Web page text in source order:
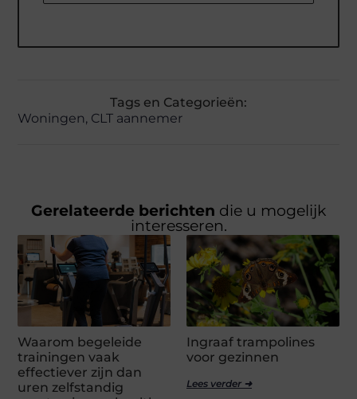
Tags en Categorieën:
Woningen, CLT aannemer
Gerelateerde berichten die u mogelijk
interesseren.
Waarom begeleide
trainingen vaak
effectiever zijn dan
uren zelfstandig
Ingraaf trampolines
voor gezinnen
Lees verder ➜